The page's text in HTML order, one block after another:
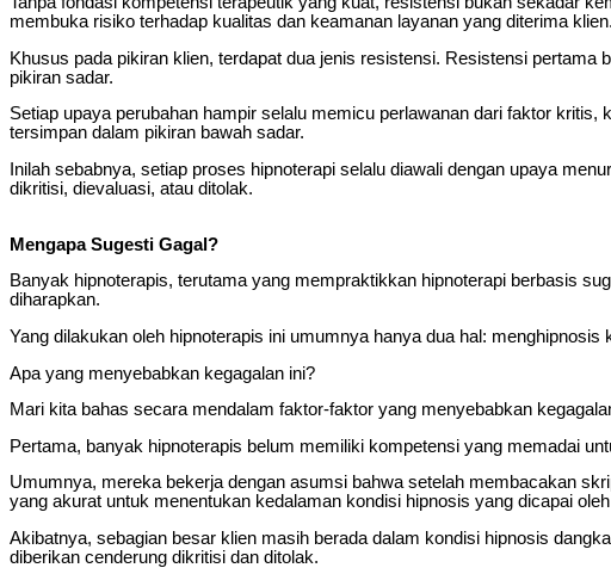
membuka risiko terhadap kualitas dan keamanan layanan yang diterima klien.
Khusus pada pikiran klien, terdapat dua jenis resistensi. Resistensi
pikiran sadar.
Setiap upaya perubahan hampir selalu memicu perlawanan dari faktor
tersimpan dalam pikiran bawah sadar.
Inilah sebabnya, setiap proses hipnoterapi selalu diawali dengan upaya
dikritisi, dievaluasi, atau ditolak.
Mengapa Sugesti Gagal?
Banyak hipnoterapis, terutama yang mempraktikkan hipnoterapi berbasis
diharapkan.
Yang dilakukan oleh hipnoterapis ini umumnya hanya dua hal: menghipnosis
Apa yang menyebabkan kegagalan ini?
Mari kita bahas secara mendalam faktor-faktor yang menyebabkan
Pertama, banyak hipnoterapis belum memiliki kompetensi yang memadai
Umumnya, mereka bekerja dengan asumsi bahwa setelah membacakan
yang akurat untuk menentukan kedalaman kondisi hipnosis yang dicapai
Akibatnya, sebagian besar klien masih berada dalam kondisi hipnosis
diberikan cenderung dikritisi dan ditolak.